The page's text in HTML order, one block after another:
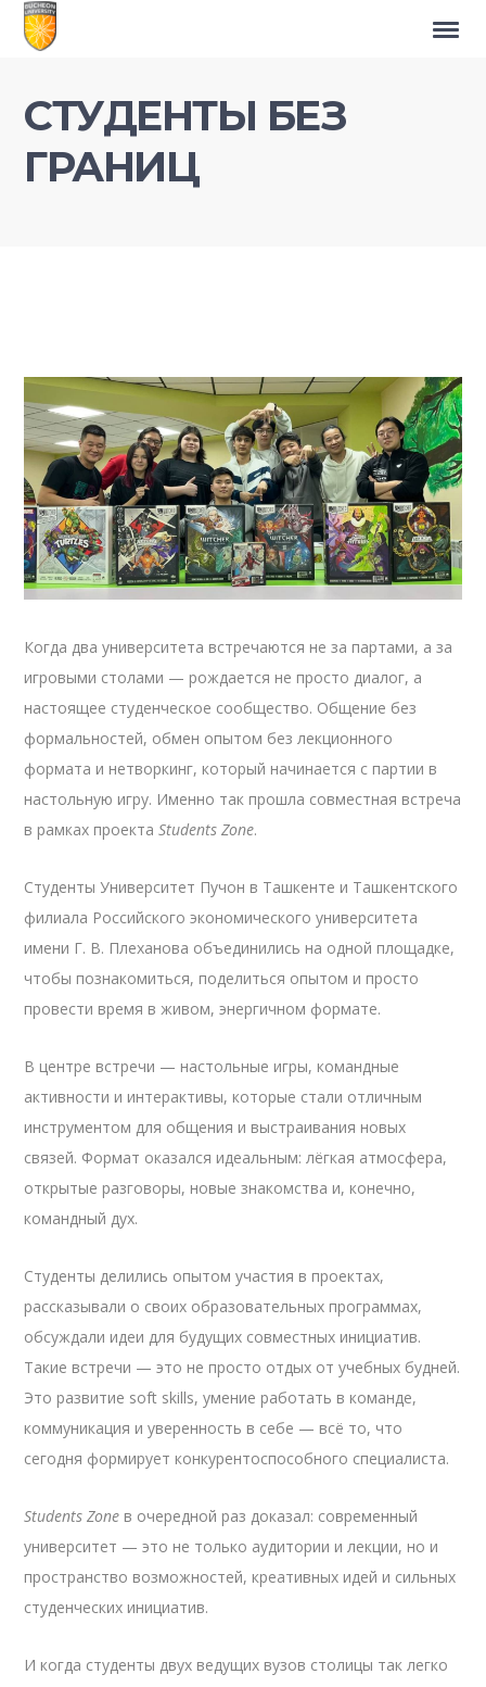
СТУДЕНТЫ БЕЗ
ГРАНИЦ
Когда два университета встречаются не за партами, а за
игровыми столами — рождается не просто диалог, а
настоящее студенческое сообщество. Общение без
формальностей, обмен опытом без лекционного
формата и нетворкинг, который начинается с партии в
настольную игру. Именно так прошла совместная встреча
в рамках проектаStudents Zone.
Студенты Университет Пучон в Ташкенте и Ташкентского
филиала Российского экономического университета
имени Г. В. Плеханова объединились на одной площадке,
чтобы познакомиться, поделиться опытом и просто
провести время в живом, энергичном формате.
В центре встречи — настольные игры, командные
активности и интерактивы, которые стали отличным
инструментом для общения и выстраивания новых
связей. Формат оказался идеальным: лёгкая атмосфера,
открытые разговоры, новые знакомства и, конечно,
командный дух.
Студенты делились опытом участия в проектах,
рассказывали о своих образовательных программах,
обсуждали идеи для будущих совместных инициатив.
Такие встречи — это не просто отдых от учебных будней.
Это развитие soft skills, умение работать в команде,
коммуникация и уверенность в себе — всё то, что
сегодня формирует конкурентоспособного специалиста.
Students Zone в очередной раз доказал: современный
университет — это не только аудитории и лекции, но и
пространство возможностей, креативных идей и сильных
студенческих инициатив.
И когда студенты двух ведущих вузов столицы так легко